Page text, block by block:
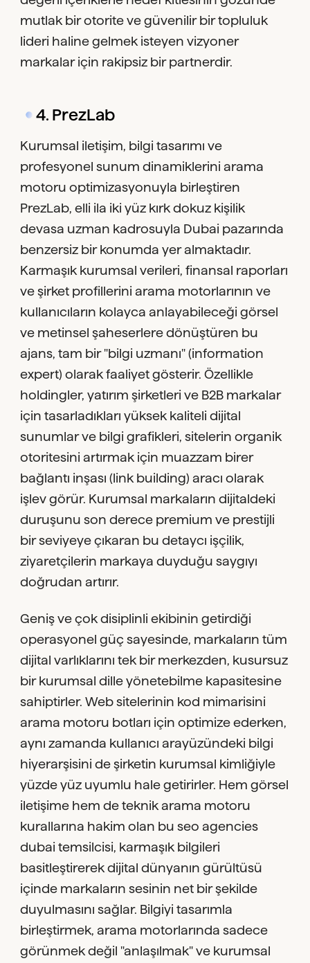
mutlak bir otorite ve güvenilir bir topluluk
lideri haline gelmek isteyen vizyoner
markalar için rakipsiz bir partnerdir.
4. PrezLab
Kurumsal iletişim, bilgi tasarımı ve
profesyonel sunum dinamiklerini arama
motoru optimizasyonuyla birleştiren
PrezLab, elli ila iki yüz kırk dokuz kişilik
devasa uzman kadrosuyla Dubai pazarında
benzersiz bir konumda yer almaktadır.
Karmaşık kurumsal verileri, finansal raporları
ve şirket profillerini arama motorlarının ve
kullanıcıların kolayca anlayabileceği görsel
ve metinsel şaheserlere dönüştüren bu
ajans, tam bir "bilgi uzmanı" (information
expert) olarak faaliyet gösterir. Özellikle
holdingler, yatırım şirketleri ve B2B markalar
için tasarladıkları yüksek kaliteli dijital
sunumlar ve bilgi grafikleri, sitelerin organik
otoritesini artırmak için muazzam birer
bağlantı inşası (link building) aracı olarak
işlev görür. Kurumsal markaların dijitaldeki
duruşunu son derece premium ve prestijli
bir seviyeye çıkaran bu detaycı işçilik,
ziyaretçilerin markaya duyduğu saygıyı
doğrudan artırır.
Geniş ve çok disiplinli ekibinin getirdiği
operasyonel güç sayesinde, markaların tüm
dijital varlıklarını tek bir merkezden, kusursuz
bir kurumsal dille yönetebilme kapasitesine
sahiptirler. Web sitelerinin kod mimarisini
arama motoru botları için optimize ederken,
aynı zamanda kullanıcı arayüzündeki bilgi
hiyerarşisini de şirketin kurumsal kimliğiyle
yüzde yüz uyumlu hale getirirler. Hem görsel
iletişime hem de teknik arama motoru
kurallarına hakim olan bu seo agencies
dubai temsilcisi, karmaşık bilgileri
basitleştirerek dijital dünyanın gürültüsü
içinde markaların sesinin net bir şekilde
duyulmasını sağlar. Bilgiyi tasarımla
birleştirmek, arama motorlarında sadece
görünmek değil "anlaşılmak" ve kurumsal